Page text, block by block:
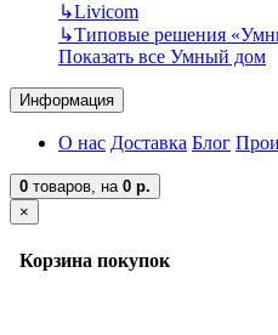
↳Livicom
↳Типовые решения
Показать все Умный дом
Информация
О нас Доставка Блог
0 товаров, на 0 р.
×
Корзина покупок